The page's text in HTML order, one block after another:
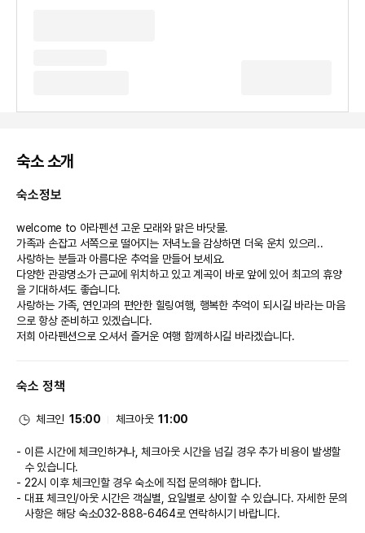
숙소 소개
숙소정보
welcome to 아라펜션 고운 모래와 맑은 바닷물.
가족과 손잡고 서쪽으로 떨어지는 저녁노을 감상하면 더욱 운치 있으리..
사랑하는 분들과 아름다운 추억을 만들어 보세요.
다양한 관광명소가 근교에 위치하고 있고 계곡이 바로 앞에 있어 최고의 휴양
을 기대하셔도 좋습니다.
사랑하는 가족, 연인과의 편안한 힐링여행, 행복한 추억이 되시길 바라는 마음
으로 항상 준비하고 있겠습니다.
저희 아라펜션으로 오셔서 즐거운 여행 함께하시길 바라겠습니다.
숙소 정책
체크인 15:00 체크아웃 11:00
이른 시간에 체크인하거나, 체크아웃 시간을 넘길 경우 추가 비용이 발생할
수 있습니다.
22시 이후 체크인할 경우 숙소에 직접 문의해야 합니다.
대표 체크인/아웃 시간은 객실별, 요일별로 상이할 수 있습니다. 자세한 문의
사항은 해당 숙소032-888-6464로 연락하시기 바랍니다.